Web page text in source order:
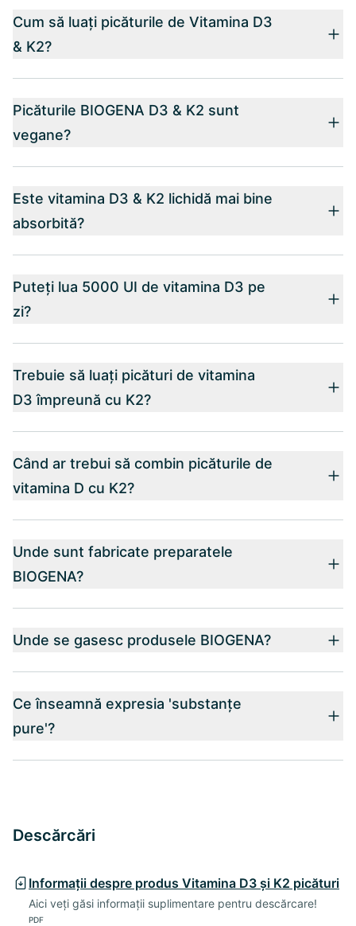
Cum să luați picăturile de Vitamina D3
& K2?
Picăturile BIOGENA D3 & K2 sunt
vegane?
Este vitamina D3 & K2 lichidă mai bine
absorbită?
Puteți lua 5000 UI de vitamina D3 pe
zi?
Trebuie să luați picături de vitamina
D3 împreună cu K2?
Când ar trebui să combin picăturile de
vitamina D cu K2?
Unde sunt fabricate preparatele
BIOGENA?
Unde se gasesc produsele BIOGENA?
Ce înseamnă expresia 'substanțe
pure'?
Descărcări
Informații despre produs Vitamina D3 și K2 picături
Aici veți găsi informații suplimentare pentru descărcare!
PDF